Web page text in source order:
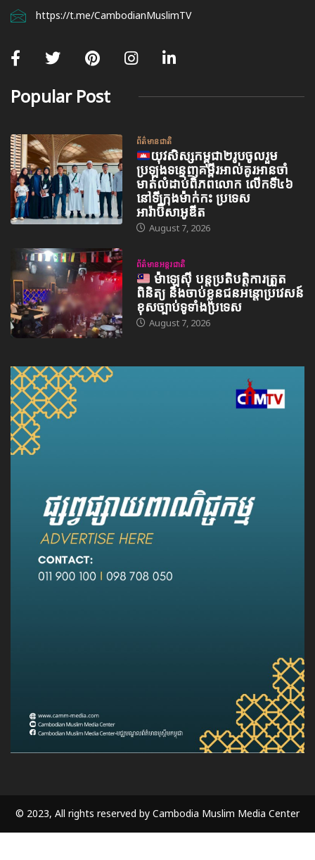
https://t.me/CambodianMuslimTV
Popular Post
ព័ត៌មានជាតិ
យុវសិស្សកម្ពុជា២រូបចូលរួម
ប្រឡងទន្ទេញគម្ពីរអាល់គូរអានចាំ
មាត់លំដាប់ពិភពលោក លើកទី៤៦
នៅទីក្រុងម៉ាក់កះ ប្រទេស
អារ៉ាប៊ីសាអូឌីត
August 7, 2026
ព័ត៌មានអន្តរជាតិ
ម៉ាឡេស៊ី បន្តប្រតិបត្តិការត្រួត
ពិនិត្យ និងចាប់ខ្លួនជនអន្តោប្រវេសន៍
ខុសច្បាប់ទូទាំងប្រទេស
August 7, 2026
© 2023, All rights reserved by Cambodia Muslim Media Center